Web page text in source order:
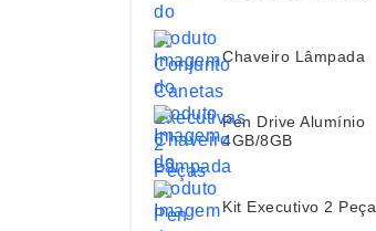
Chaveiro Lâmpada
Pen Drive Alumínio
4GB/8GB
Kit Executivo 2